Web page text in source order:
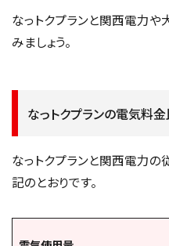
なっトクプランと関西電力
みましょう。
なっトクプランの電気料
なっトクプランと関西電力
記のとおりです。